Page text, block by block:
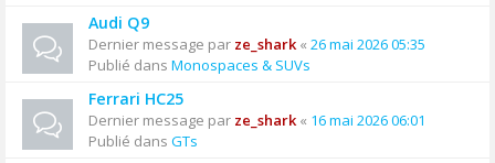
Audi Q9
Dernier message par ze_shark« 26 mai 2026 05:35
Publié dans Monospaces & SUVs
Ferrari HC25
Dernier message par ze_shark« 16 mai 2026 06:01
Publié dans GTs